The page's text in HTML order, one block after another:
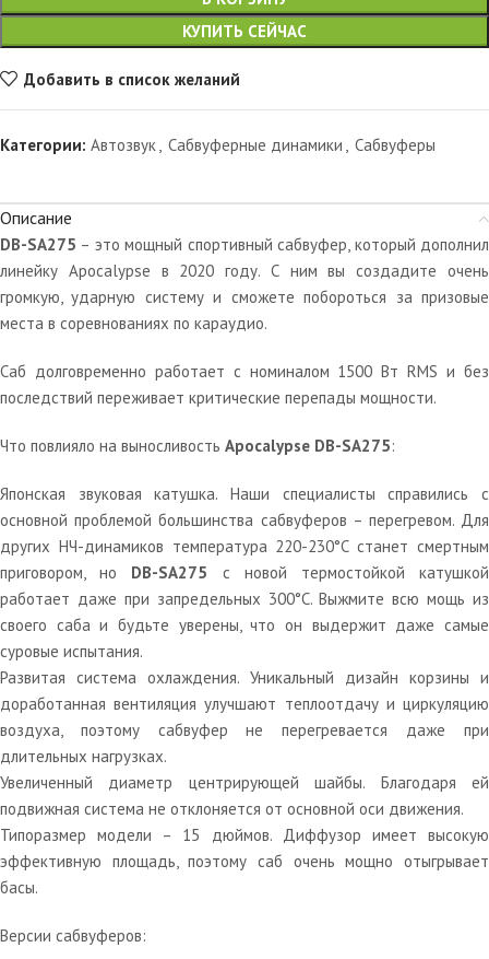
КУПИТЬ СЕЙЧАС
Добавить в список желаний
Категории: Автозвук, Сабвуферные динамики , Сабвуферы
Описание
DB-SA275 – это мощный спортивный сабвуфер, который дополнил
линейку Apocalypse в 2020 году. С ним вы создадите очень
громкую, ударную систему и сможете побороться за призовые
места в соревнованиях по караудио.
Саб долговременно работает с номиналом 1500 Вт RMS и без
последствий переживает критические перепады мощности.
Что повлияло на выносливость Apocalypse DB-SA275:
Японская звуковая катушка. Наши специалисты справились с
основной проблемой большинства сабвуферов – перегревом. Для
других НЧ-динамиков температура 220-230°C станет смертным
приговором, но DB-SA275 с новой термостойкой катушкой
работает даже при запредельных 300°C. Выжмите всю мощь из
своего саба и будьте уверены, что он выдержит даже самые
суровые испытания.
Развитая система охлаждения. Уникальный дизайн корзины и
доработанная вентиляция улучшают теплоотдачу и циркуляцию
воздуха, поэтому сабвуфер не перегревается даже при
длительных нагрузках.
Увеличенный диаметр центрирующей шайбы. Благодаря ей
подвижная система не отклоняется от основной оси движения.
Типоразмер модели – 15 дюймов. Диффузор имеет высокую
эффективную площадь, поэтому саб очень мощно отыгрывает
басы.
Версии сабвуферов: